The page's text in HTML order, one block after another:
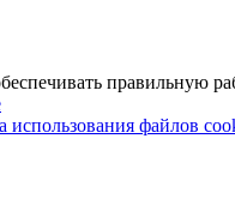
правильную
использования файлов